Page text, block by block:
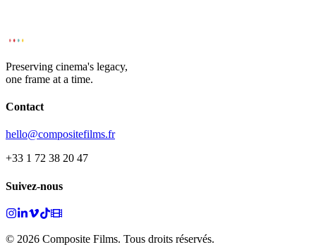
Preserving cinema's legacy,
one frame at a time.
Contact
hello@compositefilms.fr
+33 1 72 38 20 47
Suivez-nous
© 2026 Composite Films. Tous droits réservés.